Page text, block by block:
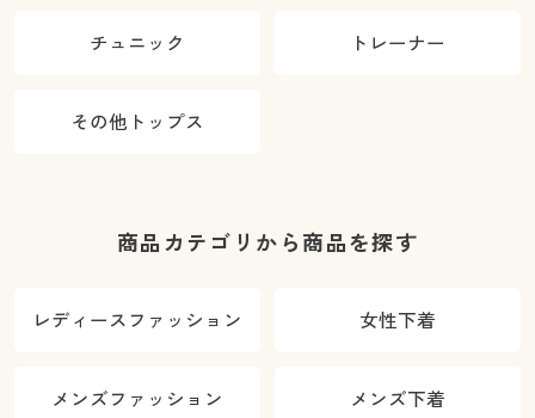
チュニック トレーナー
その他トップス
商品カテゴリから商品を探す
レディースファッション 女性下着
メンズファッション メンズ下着